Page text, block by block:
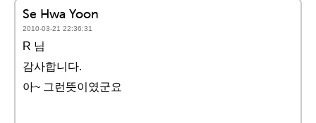
Se Hwa Yoon
2010-03-21 22:36:31
R 님
감사합니다.
아~ 그런뜻이였군요